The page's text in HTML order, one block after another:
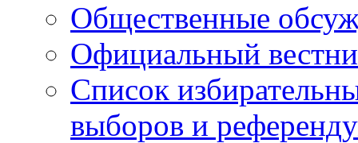
Общественные
Официальный
Список
выборов и